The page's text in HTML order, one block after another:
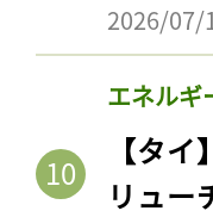
2026/07/
エネルギ
【タ
リュー